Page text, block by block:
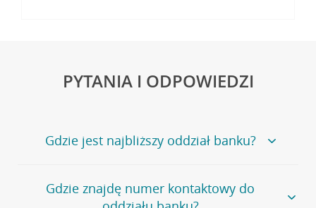
PYTANIA I ODPOWIEDZI
Gdzie jest najbliższy oddział banku?
Jeśli szukasz oddziału naszego banku, zapraszamy na
stronęPlacówki i bankomaty, na której znajduje się
Gdzie znajdę numer kontaktowy do